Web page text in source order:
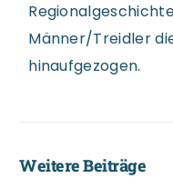
Männer/Treidler
hinaufgezogen.
Weitere Beiträge